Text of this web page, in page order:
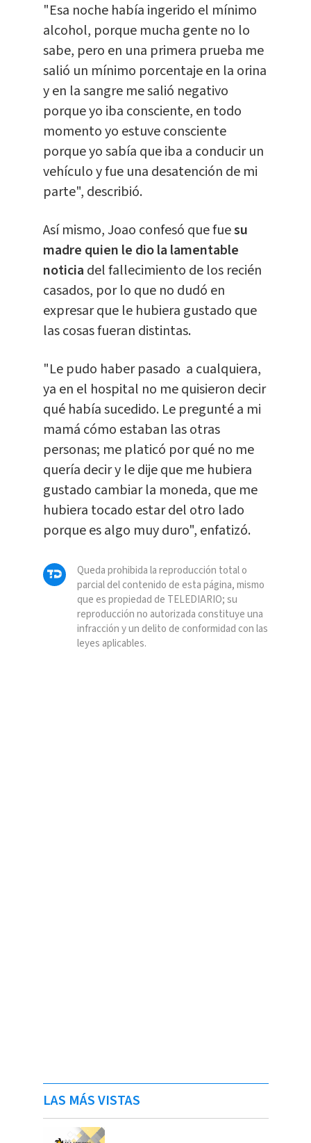
"Esa noche había ingerido el mínimo
alcohol, porque mucha gente no lo
sabe, pero en una primera prueba me
salió un mínimo porcentaje en la orina
y en la sangre me salió negativo
porque yo iba consciente, en todo
momento yo estuve consciente
porque yo sabía que iba a conducir un
vehículo y fue una desatención de mi
parte", describió.
Así mismo, Joao confesó que fuesu
madre quien le dio la lamentable
noticia del fallecimiento de los recién
casados, por lo que no dudó en
expresar que le hubiera gustado que
las cosas fueran distintas.
"Le pudo haber pasado a cualquiera,
ya en el hospital no me quisieron decir
qué había sucedido. Le pregunté a mi
mamá cómo estaban las otras
personas; me platicó por qué no me
quería decir y le dije que me hubiera
gustado cambiar la moneda, que me
hubiera tocado estar del otro lado
porque es algo muy duro", enfatizó.
Queda prohibida la reproducción total o
parcial del contenido de esta página, mismo
que es propiedad de TELEDIARIO; su
reproducción no autorizada constituye una
infracción y un delito de conformidad con las
leyes aplicables.
LAS MÁS VISTAS